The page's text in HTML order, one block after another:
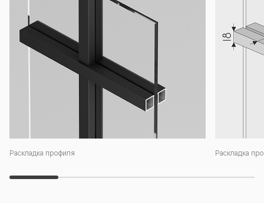
Раскладка профиля Раскладка